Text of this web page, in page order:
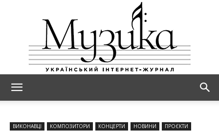
ВИКОНАВЦІ КОМПОЗИТОРИ КОНЦЕРТИ НОВИНИ ПРОЄКТИ